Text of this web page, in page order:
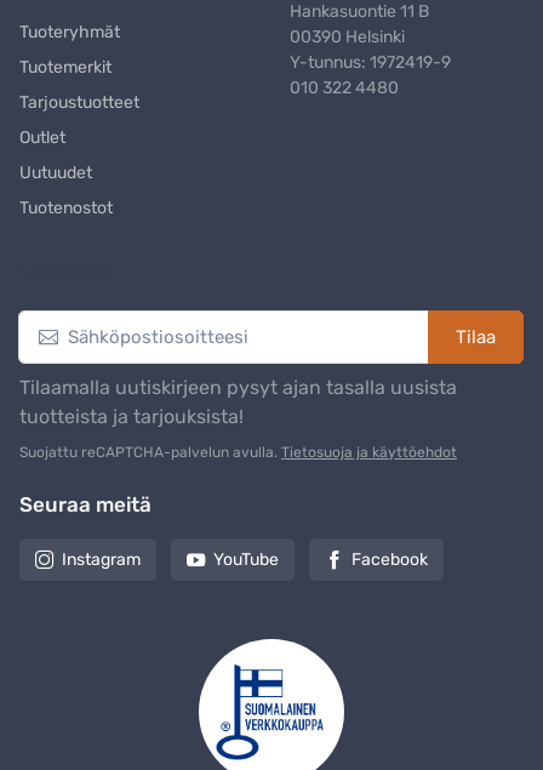
Tuoteryhmät
Tuotemerkit
Tarjoustuotteet
Outlet
Uutuudet
Tuotenostot
Hankasuontie 11 B
00390 Helsinki
Y-tunnus: 1972419-9
010 322 4480
Tilaa
Tilaamalla uutiskirjeen pysyt ajan tasalla uusista
tuotteista ja tarjouksista!
Suojattu reCAPTCHA-palvelun avulla. Tietosuoja ja käyttöehdot
Seuraa meitä
Instagram YouTube Facebook